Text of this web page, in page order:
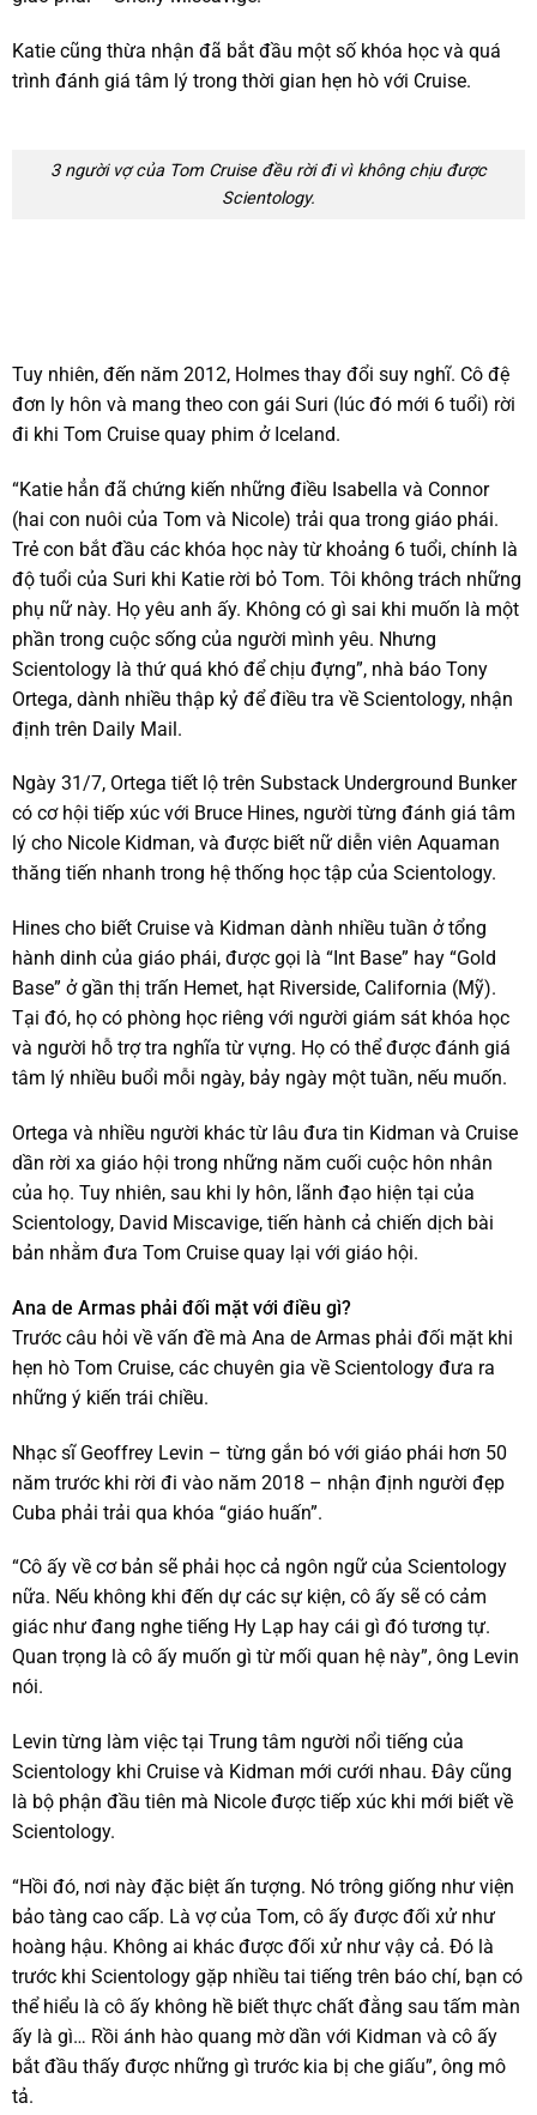
Katie cũng thừa nhận đã bắt đầu một số khóa học và quá
trình đánh giá tâm lý trong thời gian hẹn hò với Cruise.
3 người vợ của Tom Cruise đều rời đi vì không chịu được
Scientology.
Tuy nhiên, đến năm 2012, Holmes thay đổi suy nghĩ. Cô đệ
đơn ly hôn và mang theo con gái Suri (lúc đó mới 6 tuổi) rời
đi khi Tom Cruise quay phim ở Iceland.
“Katie hẳn đã chứng kiến những điều Isabella và Connor
(hai con nuôi của Tom và Nicole) trải qua trong giáo phái.
Trẻ con bắt đầu các khóa học này từ khoảng 6 tuổi, chính là
độ tuổi của Suri khi Katie rời bỏ Tom. Tôi không trách những
phụ nữ này. Họ yêu anh ấy. Không có gì sai khi muốn là một
phần trong cuộc sống của người mình yêu. Nhưng
Scientology là thứ quá khó để chịu đựng”, nhà báo Tony
Ortega, dành nhiều thập kỷ để điều tra về Scientology, nhận
định trên Daily Mail.
Ngày 31/7, Ortega tiết lộ trên Substack Underground Bunker
có cơ hội tiếp xúc với Bruce Hines, người từng đánh giá tâm
lý cho Nicole Kidman, và được biết nữ diễn viên Aquaman
thăng tiến nhanh trong hệ thống học tập của Scientology.
Hines cho biết Cruise và Kidman dành nhiều tuần ở tổng
hành dinh của giáo phái, được gọi là “Int Base” hay “Gold
Base” ở gần thị trấn Hemet, hạt Riverside, California (Mỹ).
Tại đó, họ có phòng học riêng với người giám sát khóa học
và người hỗ trợ tra nghĩa từ vựng. Họ có thể được đánh giá
tâm lý nhiều buổi mỗi ngày, bảy ngày một tuần, nếu muốn.
Ortega và nhiều người khác từ lâu đưa tin Kidman và Cruise
dần rời xa giáo hội trong những năm cuối cuộc hôn nhân
của họ. Tuy nhiên, sau khi ly hôn, lãnh đạo hiện tại của
Scientology, David Miscavige, tiến hành cả chiến dịch bài
bản nhằm đưa Tom Cruise quay lại với giáo hội.
Ana de Armas phải đối mặt với điều gì?
Trước câu hỏi về vấn đề mà Ana de Armas phải đối mặt khi
hẹn hò Tom Cruise, các chuyên gia về Scientology đưa ra
những ý kiến trái chiều.
Nhạc sĩ Geoffrey Levin – từng gắn bó với giáo phái hơn 50
năm trước khi rời đi vào năm 2018 – nhận định người đẹp
Cuba phải trải qua khóa “giáo huấn”.
“Cô ấy về cơ bản sẽ phải học cả ngôn ngữ của Scientology
nữa. Nếu không khi đến dự các sự kiện, cô ấy sẽ có cảm
giác như đang nghe tiếng Hy Lạp hay cái gì đó tương tự.
Quan trọng là cô ấy muốn gì từ mối quan hệ này”, ông Levin
nói.
Levin từng làm việc tại Trung tâm người nổi tiếng của
Scientology khi Cruise và Kidman mới cưới nhau. Đây cũng
là bộ phận đầu tiên mà Nicole được tiếp xúc khi mới biết về
Scientology.
“Hồi đó, nơi này đặc biệt ấn tượng. Nó trông giống như viện
bảo tàng cao cấp. Là vợ của Tom, cô ấy được đối xử như
hoàng hậu. Không ai khác được đối xử như vậy cả. Đó là
trước khi Scientology gặp nhiều tai tiếng trên báo chí, bạn có
thể hiểu là cô ấy không hề biết thực chất đằng sau tấm màn
ấy là gì… Rồi ánh hào quang mờ dần với Kidman và cô ấy
bắt đầu thấy được những gì trước kia bị che giấu”, ông mô
tả.